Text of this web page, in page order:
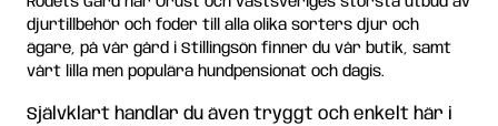
djurtillbehör och foder till alla olika sorters djur och
ägare, på vår gård i Stillingsön finner du vår butik, samt
vårt lilla men populära hundpensionat och dagis.
Självklart handlar du även tryggt och enkelt här i